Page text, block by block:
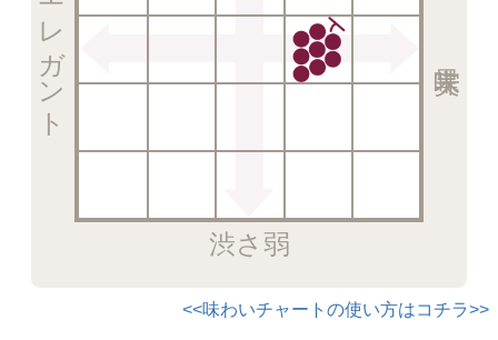
渋さ弱
エレガント
<<味わいチャートの使い方はコチラ>>